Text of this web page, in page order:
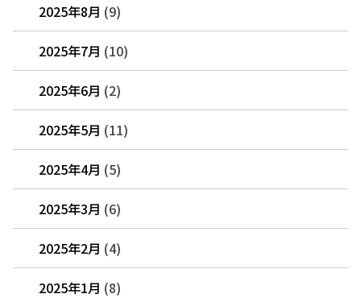
2025年8月 (9)
2025年7月 (10)
2025年6月 (2)
2025年5月 (11)
2025年4月 (5)
2025年3月 (6)
2025年2月 (4)
2025年1月 (8)